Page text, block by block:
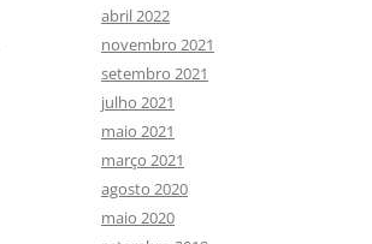
abril 2022
novembro 2021
setembro 2021
julho 2021
maio 2021
março 2021
agosto 2020
maio 2020